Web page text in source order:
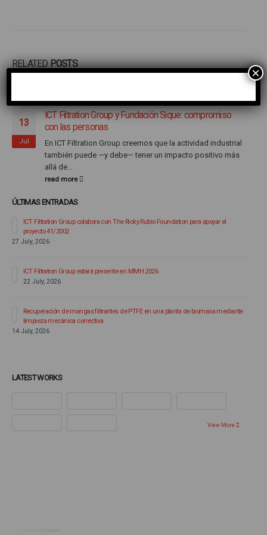
RELATEDPOSTS
13
Jul
ICT Filtration Group y Fundación Sique: compromiso
con las personas
En ICT Filtration Group creemos que la actividad industrial
también puede —y debe— tener un impacto positivo más
allá de...
read more
ÚLTIMAS ENTRADAS
ICT Filtration Group colabora con The Ricky Rubio Foundation para apoyar el
proyecto 41/2002
27 July, 2026
ICT Filtration Group estará presente en MMH 2026
22 July, 2026
Recuperación de mangas filtrantes de PTFE en una planta de biomasa mediante
limpieza mecánica correctiva
14 July, 2026
LATEST WORKS
View More
×